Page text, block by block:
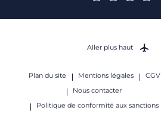
Plan du site Mentions légales
CGV
Nous contacter
Politique de conformité aux sanctions
Aller plus haut